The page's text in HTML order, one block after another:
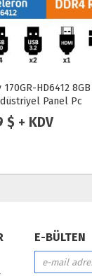
101SC Intel Celeron
10.1" Endüstriyel
$ + KDV
E-BÜLTEN